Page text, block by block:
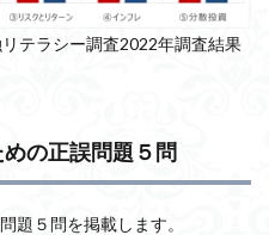
テラシー調査2022年調査結果
の正誤問題５問
題５問を掲載します。